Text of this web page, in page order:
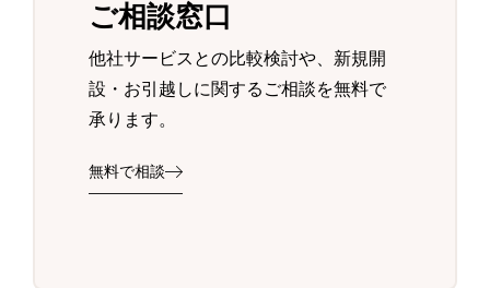
ご相談窓口
他社サービスとの比較検討や、新規開
設・お引越しに関するご相談を無料で
承ります。
無料で相談